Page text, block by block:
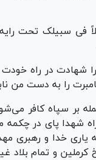
فی سبیلک تحت
شهادت در راه
را به دست من
بر سپاه کافر
راه شهدا پای در
خدا و رهبری
و تمام بلاد